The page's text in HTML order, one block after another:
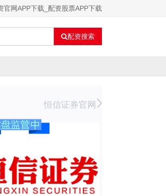
官网APP下载_配资股票APP下载
配资搜索
恒信证券官网